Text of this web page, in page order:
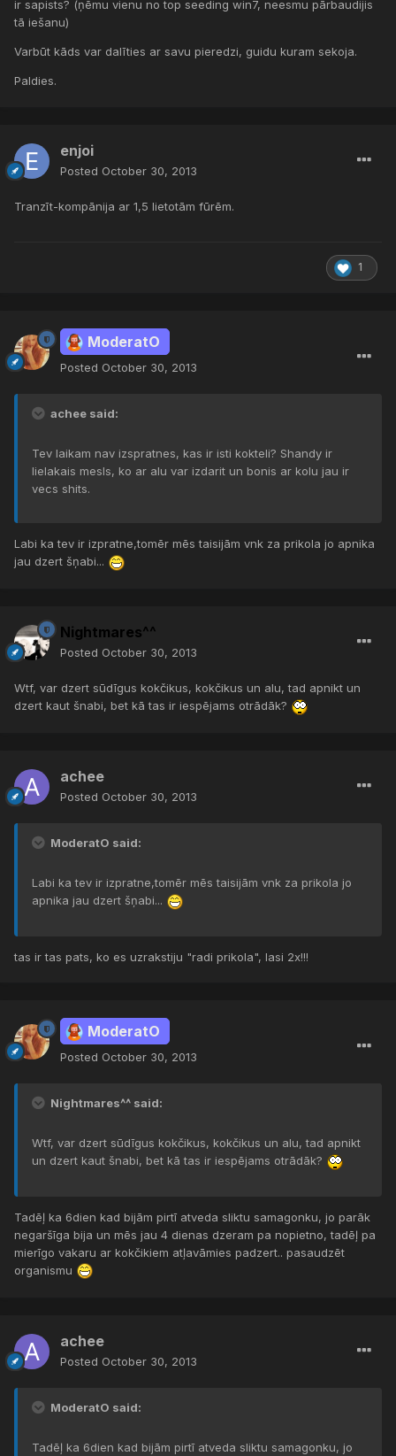
ir sapists? (ņēmu vienu no top seeding win7, neesmu pārbaudijis
tā iešanu)
Varbūt kāds var dalīties ar savu pieredzi, guidu kuram sekoja.
Paldies.
enjoi
Posted October 30, 2013
Tranzīt-kompānija ar 1,5 lietotām fūrēm.
1
ModeratO
Posted October 30, 2013
achee said:
Tev laikam nav izspratnes, kas ir isti kokteli? Shandy ir
lielakais mesls, ko ar alu var izdarit un bonis ar kolu jau ir
vecs shits.
Labi ka tev ir izpratne,tomēr mēs taisijām vnk za prikola jo apnika
jau dzert šņabi...
Nightmares^^
Posted October 30, 2013
Wtf, var dzert sūdīgus kokčikus, kokčikus un alu, tad apnikt un
dzert kaut šnabi, bet kā tas ir iespējams otrādāk?
achee
Posted October 30, 2013
ModeratO said:
Labi ka tev ir izpratne,tomēr mēs taisijām vnk za prikola jo
apnika jau dzert šņabi...
tas ir tas pats, ko es uzrakstiju "radi prikola", lasi 2x!!!
ModeratO
Posted October 30, 2013
Nightmares^^ said:
Wtf, var dzert sūdīgus kokčikus, kokčikus un alu, tad apnikt
un dzert kaut šnabi, bet kā tas ir iespējams otrādāk?
Tadēļ ka 6dien kad bijām pirtī atveda sliktu samagonku, jo parāk
negaršīga bija un mēs jau 4 dienas dzeram pa nopietno, tadēļ pa
mierīgo vakaru ar kokčikiem atļavāmies padzert.. pasaudzēt
organismu
achee
Posted October 30, 2013
ModeratO said:
Tadēļ ka 6dien kad bijām pirtī atveda sliktu samagonku, jo